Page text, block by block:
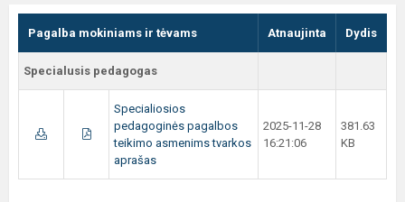
Pagalba mokiniams ir tėvams Atnaujinta Dydis
Specialusis pedagogas
Specialiosios
pedagoginės pagalbos
teikimo asmenims tvarkos
aprašas
2025-11-28
16:21:06
381.63
KB